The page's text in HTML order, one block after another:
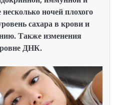
ночей плохого
сахара в крови и
Также изменения
ДНК.